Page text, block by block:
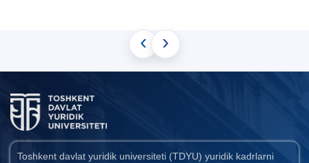
‹ ›
Toshkent davlat yuridik universiteti (TDYU) yuridik kadrlarni